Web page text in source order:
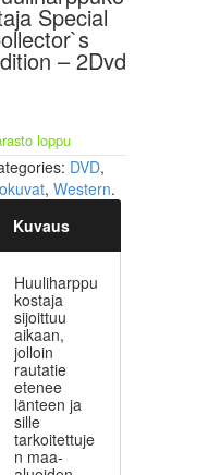
Special
– 2Dvd
loppu
DVD,
, Western.
Kuvaus
Huuliharppu
kostaja
sijoittuu
aikaan,
jolloin
rautatie
etenee
länteen ja
sille
tarkoitettuje
n maa-